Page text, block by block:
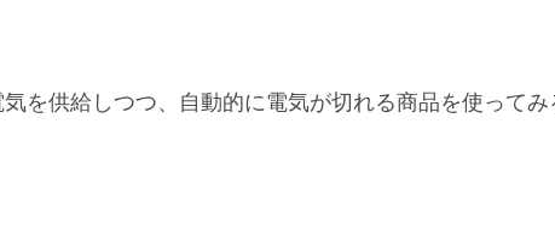
を供給しつつ、自動的に電気が切れる商品を使ってみ